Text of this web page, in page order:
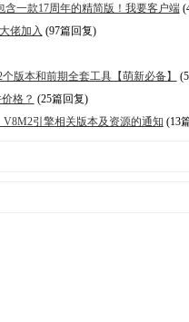
一款17周年的精简版！我要客户端
佬加入 (97篇回复)
版本和前期全套工具【萌新必备】
格？ (25篇回复)
V8M2引擎相关版本及资源的通知 (13